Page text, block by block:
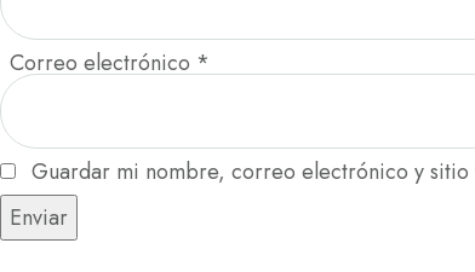
Correo electrónico *
Guardar mi nombre, correo electrónico y